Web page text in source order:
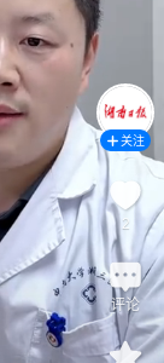
关注
2
评论